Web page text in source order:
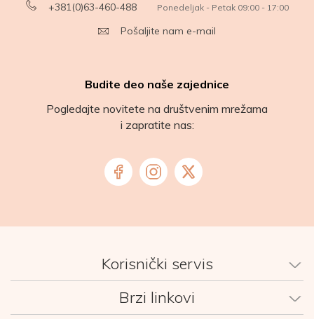
+381(0)63-460-488 Ponedeljak - Petak 09:00 - 17:00
Pošaljite nam e-mail
Budite deo naše zajednice
Pogledajte novitete na društvenim mrežama
i zapratite nas:
Korisnički servis
Brzi linkovi